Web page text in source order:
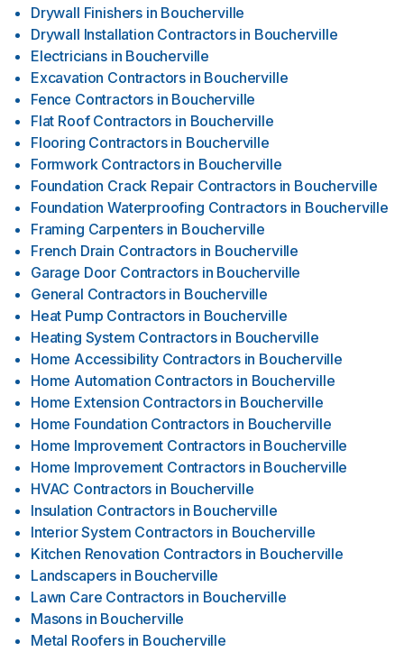
Drywall Finishers in Boucherville
Drywall Installation Contractors in Boucherville
Electricians in Boucherville
Excavation Contractors in Boucherville
Fence Contractors in Boucherville
Flat Roof Contractors in Boucherville
Flooring Contractors in Boucherville
Formwork Contractors in Boucherville
Foundation Crack Repair Contractors in Boucherville
Foundation Waterproofing Contractors in Boucherville
Framing Carpenters in Boucherville
French Drain Contractors in Boucherville
Garage Door Contractors in Boucherville
General Contractors in Boucherville
Heat Pump Contractors in Boucherville
Heating System Contractors in Boucherville
Home Accessibility Contractors in Boucherville
Home Automation Contractors in Boucherville
Home Extension Contractors in Boucherville
Home Foundation Contractors in Boucherville
Home Improvement Contractors in Boucherville
Home Improvement Contractors in Boucherville
HVAC Contractors in Boucherville
Insulation Contractors in Boucherville
Interior System Contractors in Boucherville
Kitchen Renovation Contractors in Boucherville
Landscapers in Boucherville
Lawn Care Contractors in Boucherville
Masons in Boucherville
Metal Roofers in Boucherville